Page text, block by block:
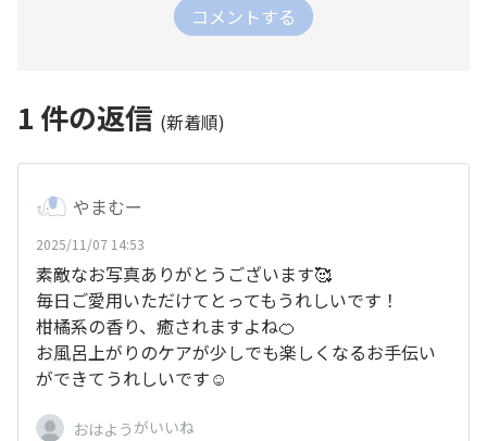
コメントする
1 件の返信 (新着順)
やまむー
2025/11/07 14:53
素敵なお写真ありがとうございます🥰
毎日ご愛用いただけてとってもうれしいです！
柑橘系の香り、癒されますよね🍊
お風呂上がりのケアが少しでも楽しくなるお手伝い
ができてうれしいです☺️
おはよう がいいね